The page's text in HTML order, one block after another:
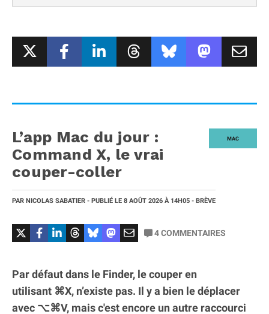
MAC
L’app Mac du jour :
Command X, le vrai
couper-coller
PAR NICOLAS SABATIER - PUBLIÉ LE 8 AOÛT 2026 À 14H05 - BRÈVE
4COMMENTAIRES
Par défaut dans le Finder, le couper en
utilisant ⌘X, n’existe pas. Il y a bien le déplacer
avec ⌥⌘V, mais c'est encore un autre raccourci